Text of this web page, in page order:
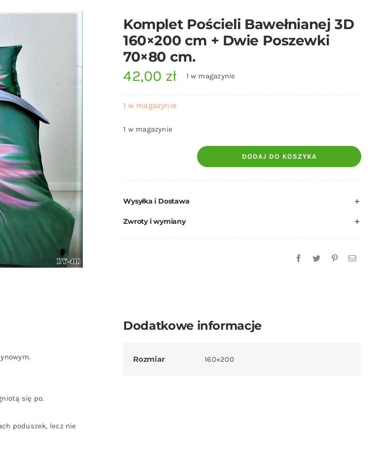
Komplet Pościeli Bawełnianej 3D
160×200 cm + Dwie Poszewki
70×80 cm.
42,00 zł 1 w magazynie
1 w magazynie
1 w magazynie
Bawełnianej
3D
DODAJ DO KOSZYKA
Wysyłka i Dostawa
Zwroty i wymiany
się po.
poduszek, lecz nie
Dodatkowe informacje
Rozmiar 160×200